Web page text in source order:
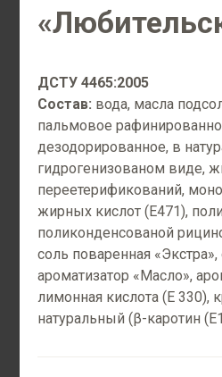
ДСТУ 4465:2005
Состав: вода, масла
пальмовое
дезодорированное, в
гидрогенизованом виде,
переетерификований,
жирных кислот (Е471),
поликонденсованой
соль поваренная «Экстра»,
ароматизатор «Масло»,
лимонная кислота (Е 330),
натуральный (β-каротин
ОПИСАНИЕ
Область применения:для
классических слоёных
слоёного теста, а также
слоёного печенья типа